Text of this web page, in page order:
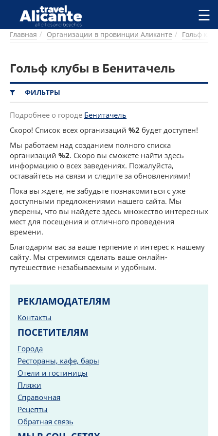
Перейти к основному содержанию
ГОРОДА
ПИТАНИЕ
ПРОЖИВАНИЕ
ПЛЯЖИ
ДОСТОПРИМЕЧАТЕЛЬНОСТИ
КЕМПИНГ
КОМАРКИ (РАЙОНЫ)
РЕЦЕПТЫ
ПРЕДЛОЖЕНИЯ
СТАТЬИ
УСЛУГИ
☰
Главная Организации в провинции Аликанте Гольф
Гольф клубы в Бенитачель
ФИЛЬТРЫ
Подробнее о городе Бенитачель
Скоро! Список всех организаций %2 будет доступен!
Мы работаем над созданием полного списка
организаций %2. Скоро вы сможете найти здесь
информацию о всех заведениях. Пожалуйста,
оставайтесь на связи и следите за обновлениями!
Пока вы ждете, не забудьте познакомиться с уже
доступными предложениями нашего сайта. Мы
уверены, что вы найдете здесь множество интересных
мест для посещения и отличного проведения
времени.
Благодарим вас за ваше терпение и интерес к нашему
сайту. Мы стремимся сделать ваше онлайн-
путешествие незабываемым и удобным.
РЕКЛАМОДАТЕЛЯМ
Контакты
ПОСЕТИТЕЛЯМ
Города
Рестораны, кафе, бары
Отели и гостиницы
Пляжи
Справочная
Рецепты
Обратная связь